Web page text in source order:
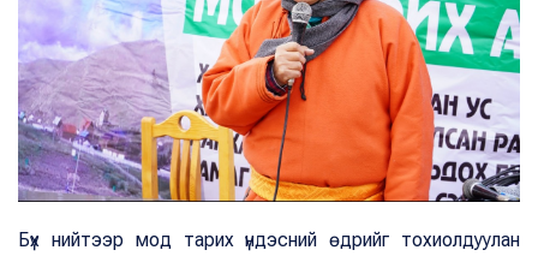
Бүх нийтээр мод тарих үндэсний өдрийг тохиолдуулан